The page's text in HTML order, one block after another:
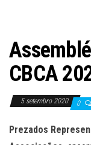
CBCA
5 setembro 2020 0
Prezados